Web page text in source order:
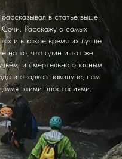
в статье выше,
Сочи. Расскажу о самых
и в какое время их лучше
на то, что один и тот же
и смертельно опасным
и осадков накануне, нам
этими эпостасиями.